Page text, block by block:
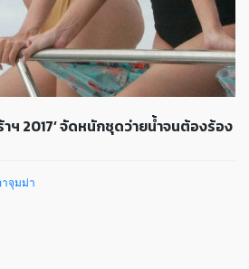
ฯ 2017’ จัดหนักชุดว่ายน้ำจนต้องร้อง
าจุมม่า